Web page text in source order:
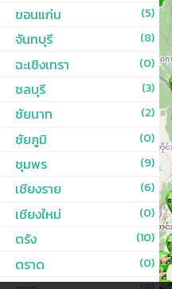
(5)
ขอนแก่น
(8)
จันทบุรี
(0)
ฉะเชิงเทรา
(3)
ชลบุรี
(2)
ชัยนาท
(0)
ชัยภูมิ
(9)
ชุมพร
(6)
เชียงราย
(0)
เชียงใหม่
(10)
ตรัง
(0)
ตราด